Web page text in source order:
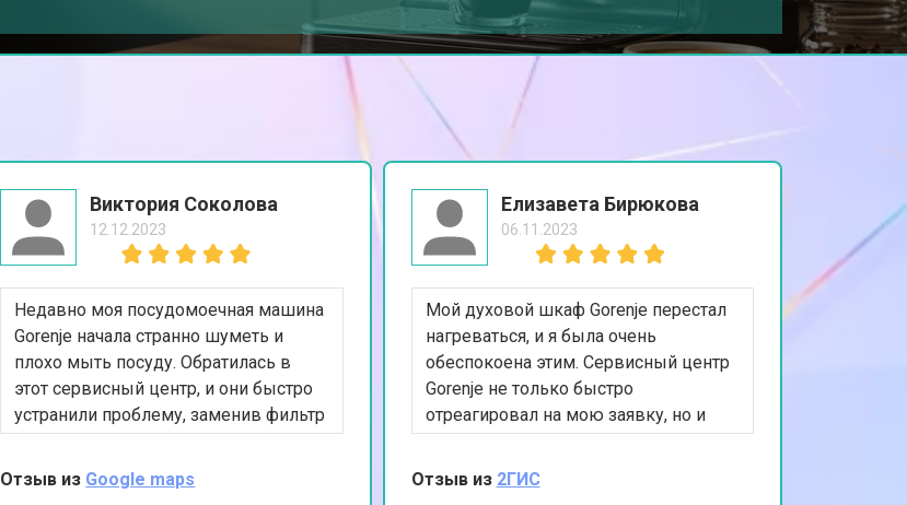
Виктория Соколова
12.12.2023
Недавно моя посудомоечная машина
Gorenje начала странно шуметь и
плохо мыть посуду. Обратилась в
этот сервисный центр, и они быстро
устранили проблему, заменив фильтр
и насос. Очень довольна результатом,
машина работает как новая. Спасибо
за вашу работу и внимание к
Отзыв из Google maps
Елизавета Бирюкова
06.11.2023
Мой духовой шкаф Gorenje перестал
нагреваться, и я была очень
обеспокоена этим. Сервисный центр
Gorenje не только быстро
отреагировал на мою заявку, но и
эффективно устранил проблему,
заменив нагревательный элемент. Я
благодарна за их профессионализм и
Отзыв из 2ГИС